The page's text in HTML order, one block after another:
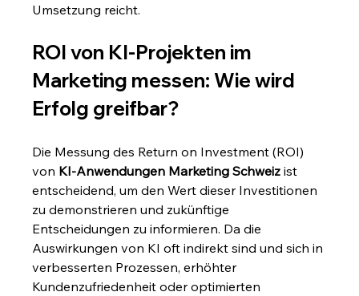
Umsetzung reicht.
ROI von KI-Projekten im
Marketing messen: Wie wird
Erfolg greifbar?
Die Messung des Return on Investment (ROI)
von KI-Anwendungen Marketing Schweiz ist
entscheidend, um den Wert dieser Investitionen
zu demonstrieren und zukünftige
Entscheidungen zu informieren. Da die
Auswirkungen von KI oft indirekt sind und sich in
verbesserten Prozessen, erhöhter
Kundenzufriedenheit oder optimierten